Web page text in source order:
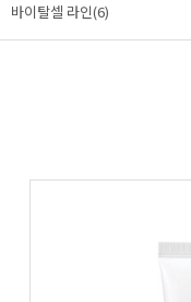
바이탈셀 라인(6)